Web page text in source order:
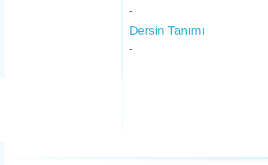
-
Dersin Tanımı
-